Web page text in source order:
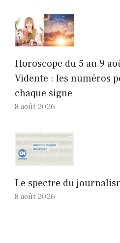
Horoscope du 5 au 9
Vidente : les numéros
chaque signe
8 août 2026
Le spectre du
8 août 2026